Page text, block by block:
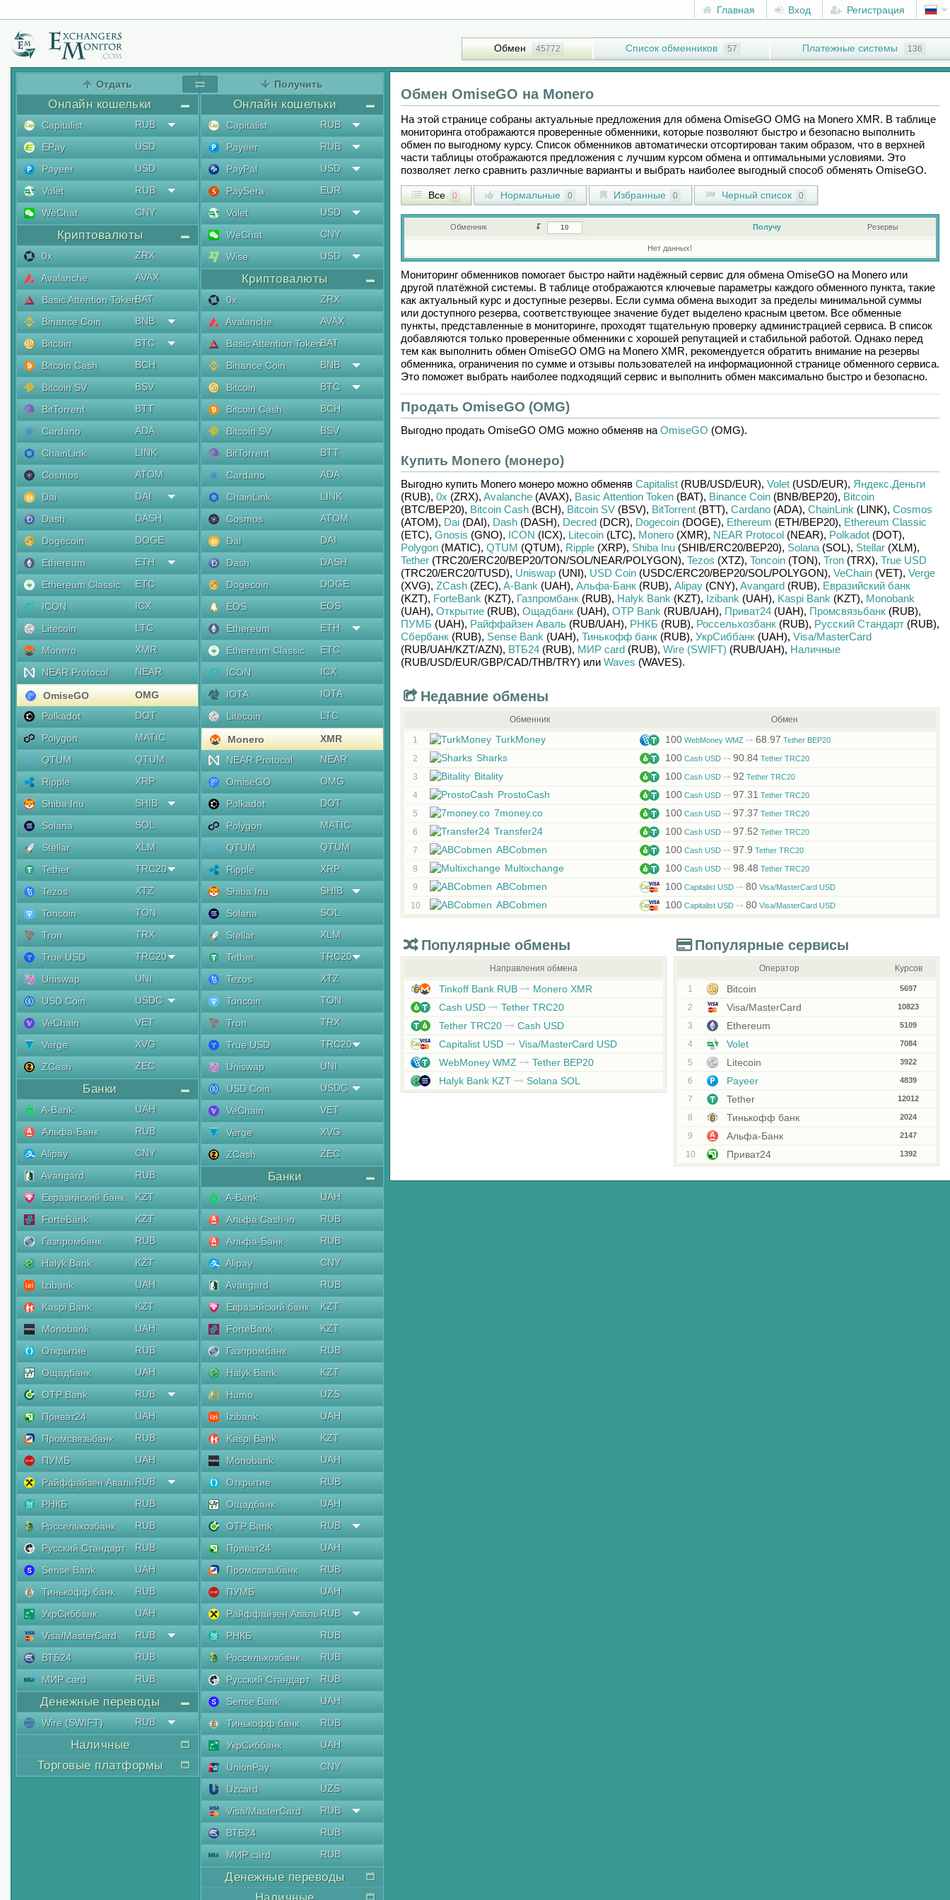
Главная Вход Регистрация
Обмен 45772 Список обменников 57 Платежные системы 136
Отдать
Онлайн кошельки
Capitalist
RUB
EPay
USD
Payeer
USD
Volet
RUB
WeChat
CNY
Криптовалюты
0x
ZRX
Avalanche
AVAX
Basic Attention TokenBAT
Binance Coin
BNB
Bitcoin
BTC
Bitcoin Cash
BCH
Bitcoin SV
BSV
BitTorrent
BTT
Cardano
ADA
ChainLink
LINK
Cosmos
ATOM
Dai
DAI
Dash
DASH
Dogecoin
DOGE
Ethereum
ETH
Ethereum Classic
ETC
ICON
ICX
Litecoin
LTC
Monero
XMR
NEAR Protocol
NEAR
OmiseGO
OMG
Polkadot
DOT
Polygon
MATIC
QTUM
QTUM
Ripple
XRP
Shiba Inu
SHIB
Solana
SOL
Stellar
XLM
Tether
TRC20
Tezos
XTZ
Toncoin
TON
Tron
TRX
True USD
TRC20
Uniswap
UNI
USD Coin
USDC
VeChain
VET
Verge
XVG
ZCash
ZEC
Банки
A-Bank
UAH
Альфа-Банк
RUB
Alipay
CNY
Avangard
RUB
Евразийский банк
KZT
ForteBank
KZT
Газпромбанк
RUB
Halyk Bank
KZT
Izibank
UAH
Kaspi Bank
KZT
Monobank
UAH
Открытие
RUB
Ощадбанк
UAH
OTP Bank
RUB
Приват24
UAH
Промсвязьбанк
RUB
ПУМБ
UAH
Райффайзен АвальRUB
РНКБ
RUB
Россельхозбанк
RUB
Русский Стандарт
RUB
Sense Bank
UAH
Тинькофф банк
RUB
УкрСиббанк
UAH
Visa/MasterCard
RUB
ВТБ24
RUB
МИР card
RUB
Денежные переводы
Wire (SWIFT) RUB
Наличные
Торговые платформы
Получить
Онлайн кошельки
Capitalist
RUB
Payeer
RUB
PayPal
USD
PaySera
EUR
Volet
USD
WeChat
CNY
Wise
USD
Криптовалюты
0x
ZRX
Avalanche
AVAX
Basic Attention TokenBAT
Binance Coin
BNB
Bitcoin
BTC
Bitcoin Cash
BCH
Bitcoin SV
BSV
BitTorrent
BTT
Cardano
ADA
ChainLink
LINK
Cosmos
ATOM
Dai
DAI
Dash
DASH
Dogecoin
DOGE
EOS
EOS
Ethereum
ETH
Ethereum Classic
ETC
ICON
ICX
IOTA
IOTA
Litecoin
LTC
Monero
XMR
NEAR Protocol
NEAR
OmiseGO
OMG
Polkadot
DOT
Polygon
MATIC
QTUM
QTUM
Ripple
XRP
Shiba Inu
SHIB
Solana
SOL
Stellar
XLM
Tether
TRC20
Tezos
XTZ
Toncoin
TON
Tron
TRX
True USD
TRC20
Uniswap
UNI
USD Coin
USDC
VeChain
VET
Verge
XVG
ZCash
ZEC
Банки
A-Bank
UAH
Альфа Cash-in
RUB
Альфа-Банк
RUB
Alipay
CNY
Avangard
RUB
Евразийский банк
KZT
ForteBank
KZT
Газпромбанк
RUB
Halyk Bank
KZT
Humo
UZS
Izibank
UAH
Kaspi Bank
KZT
Monobank
UAH
Открытие
RUB
Ощадбанк
UAH
OTP Bank
RUB
Приват24
UAH
Промсвязьбанк
RUB
ПУМБ
UAH
Райффайзен Аваль RUB
РНКБ
RUB
Россельхозбанк
RUB
Русский Стандарт
RUB
Sense Bank
UAH
Тинькофф банк
RUB
УкрСиббанк
UAH
UnionPay
CNY
Uzcard
UZS
Visa/MasterCard
RUB
ВТБ24
RUB
МИР card
RUB
Денежные переводы
Обмен OmiseGO на Monero
На этой странице собраны актуальные предложения для обмена OmiseGO OMG на Monero XMR. В таблице
мониторинга отображаются проверенные обменники, которые позволяют быстро и безопасно выполнить
обмен по выгодному курсу. Список обменников автоматически отсортирован таким образом, что в верхней
части таблицы отображаются предложения с лучшим курсом обмена и оптимальными условиями. Это
позволяет легко сравнить различные варианты и выбрать наиболее выгодный способ обменять OmiseGO.
Все 0 Нормальные 0 Избранные 0 Черный список 0
Обменник Получу Резервы
Нет данных!
Мониторинг обменников помогает быстро найти надёжный сервис для обмена OmiseGO на Moneroили
другой платёжной системы. В таблице отображаются ключевые параметры каждого обменного пункта, такие
как актуальный курс и доступные резервы. Если сумма обмена выходит за пределы минимальной суммы
или доступного резерва, соответствующее значение будет выделено красным цветом. Все обменные
пункты, представленные в мониторинге, проходят тщательную проверку администрацией сервиса. В список
добавляются только проверенные обменники с хорошей репутацией и стабильной работой. Однако перед
тем как выполнить обмен OmiseGO OMG на Monero XMR, рекомендуется обратить внимание на резервы
обменника, ограничения по сумме и отзывы пользователей на информационной странице обменного сервиса.
Это поможет выбрать наиболее подходящий сервис и выполнить обмен максимально быстро и безопасно.
Продать OmiseGO (OMG)
Выгодно продать OmiseGO OMG можно обменяв на OmiseGO (OMG).
Купить Monero (монеро)
Выгодно купить Monero монероможно обменяв Capitalist(RUB/USD/EUR), Volet(USD/EUR), Яндекс.Деньги
(RUB), 0x (ZRX), Avalanche(AVAX), Basic Attention Token(BAT), Binance Coin(BNB/BEP20), Bitcoin
(BTC/BEP20), Bitcoin Cash(BCH), Bitcoin SV(BSV), BitTorrent(BTT), Cardano(ADA), ChainLink (LINK), Cosmos
(ATOM), Dai(DAI), Dash(DASH), Decred(DCR), Dogecoin(DOGE), Ethereum (ETH/BEP20), Ethereum Classic
(ETC), Gnosis (GNO), ICON (ICX), Litecoin(LTC), Monero(XMR), NEAR Protocol(NEAR), Polkadot(DOT),
Polygon(MATIC), QTUM (QTUM), Ripple(XRP), Shiba Inu(SHIB/ERC20/BEP20), Solana(SOL), Stellar(XLM),
Tether(TRC20/ERC20/BEP20/TON/SOL/NEAR/POLYGON), Tezos (XTZ), Toncoin(TON), Tron(TRX), True USD
(TRC20/ERC20/TUSD), Uniswap(UNI), USD Coin(USDC/ERC20/BEP20/SOL/POLYGON), VeChain(VET), Verge
(XVG), ZCash(ZEC), A-Bank (UAH), Альфа-Банк(RUB), Alipay(CNY), Avangard(RUB), Евразийский банк
(KZT), ForteBank (KZT), Газпромбанк(RUB), Halyk Bank (KZT), Izibank (UAH), Kaspi Bank (KZT), Monobank
(UAH), Открытие(RUB), Ощадбанк(UAH), OTP Bank (RUB/UAH), Приват24(UAH), Промсвязьбанк(RUB),
ПУМБ (UAH), Райффайзен Аваль(RUB/UAH), РНКБ (RUB), Россельхозбанк(RUB), Русский Стандарт(RUB),
Сбербанк(RUB), Sense Bank (UAH), Тинькофф банк(RUB), УкрСиббанк(UAH), Visa/MasterCard
(RUB/UAH/KZT/AZN), ВТБ24(RUB), МИР card(RUB), Wire (SWIFT) (RUB/UAH), Наличные
(RUB/USD/EUR/GBP/CAD/THB/TRY) или Waves (WAVES).
Недавние обмены
Обменник Обмен
1 TurkMoney 100WebMoney WMZ 68.97 Tether BEP20
2 Sharks 100Cash USD 90.84Tether TRC20
3 Bitality 100Cash USD 92 Tether TRC20
4 ProstoCash 100Cash USD 97.31 Tether TRC20
5 7money.co 100Cash USD 97.37 Tether TRC20
6 Transfer24 100Cash USD 97.52 Tether TRC20
7 ABCobmen 100Cash USD 97.9 Tether TRC20
8 Multixchange 100Cash USD 98.48 Tether TRC20
9 ABCobmen 100Capitalist USD 80Visa/MasterCard USD
10 ABCobmen 100Capitalist USD 80Visa/MasterCard USD
Популярные обмены
Направления обмена
Tinkoff Bank RUB
Monero XMR
Cash USD
Tether TRC20
Tether TRC20
Cash USD
Capitalist USD
Visa/MasterCard USD
WebMoney WMZ
Tether BEP20
Halyk Bank KZT
Solana SOL
Популярные сервисы
Оператор Курсов
1 Bitcoin 5697
2 Visa/MasterCard 10823
3 Ethereum 5109
4 Volet 7084
5 Litecoin 3922
6 Payeer 4839
7 Tether 12012
8 Тинькофф банк 2024
9 Альфа-Банк 2147
10 Приват24 1392